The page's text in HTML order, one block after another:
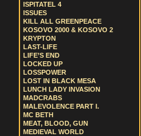
ISPITATEL 4
ISSUES
KILL ALL GREENPEACE
KOSOVO 2000 & KOSOVO 2
KRYPTON
LAST-LIFE
LIFE’S END
LOCKED UP
LOSSPOWER
LOST IN BLACK MESA
LUNCH LADY INVASION
MADCRABS
MALEVOLENCE PART I.
MC BETH
MEAT, BLOOD, GUN
MEDIEVAL WORLD